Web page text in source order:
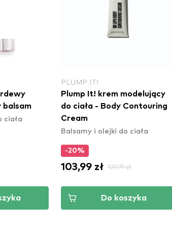
balsam
ciała
PLUMP IT!
Plump It! krem modelujący
do ciała - Body Contouring
Cream
Balsamy i olejki do ciała
-20%
103,99 zł 129,99 zł
Do koszyka